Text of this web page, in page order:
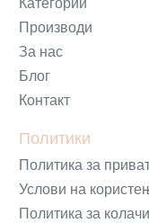
Категории
Производи
За нас
Блог
Контакт
Политики
Политика за
Услови на
Политика за